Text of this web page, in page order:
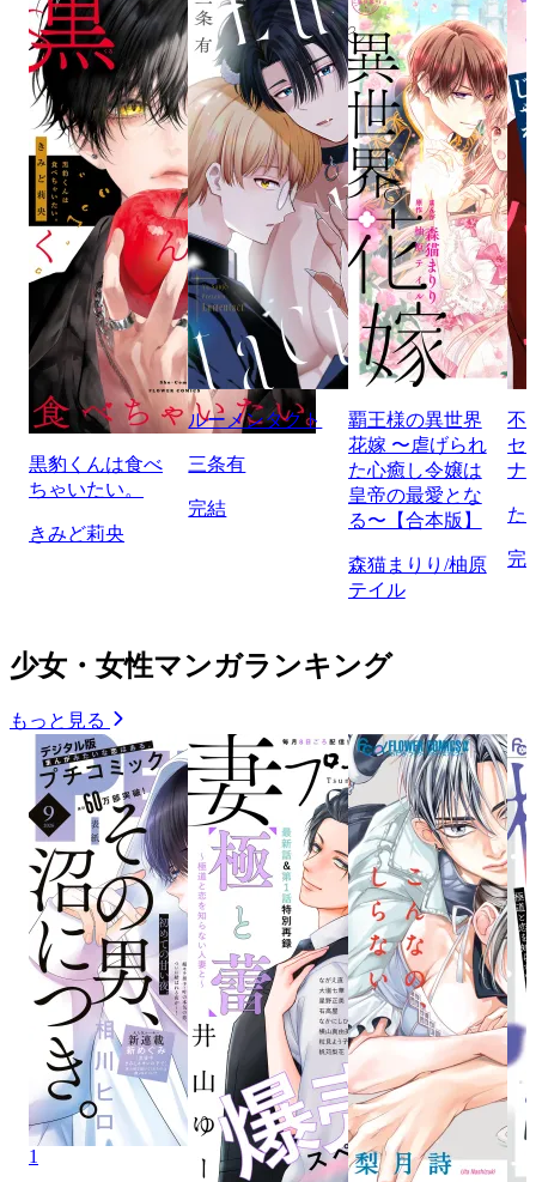
黒豹くんは食べ
ちゃいたい。
きみど莉央
ルーメンタクト
三条有
完結
覇王様の異世界
花嫁 〜虐げられ
た心癒し令嬢は
皇帝の最愛とな
る〜【合本版】
森猫まりり/柚原
テイル
不
セ
ナ
た
完
少女・女性マンガランキング
もっと見る
1